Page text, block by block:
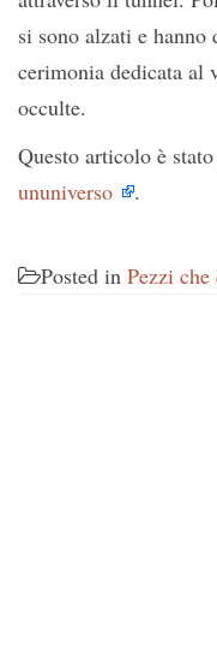
si sono alzati e hanno
cerimonia dedicata al
occulte.
Questo articolo è
ununiverso
.
Posted in Pezzi